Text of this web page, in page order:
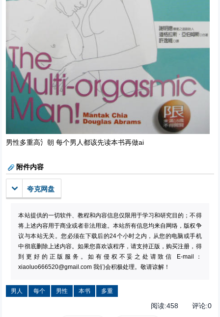
男性多重高氵朝 每个男人都该先读本书再做ai
附件内容
夸克网盘
本站提供的一切软件、教程和内容信息仅限用于学习和研究目的；不得
将上述内容用于商业或者非法用途。本站所有信息均来自网络，版权争
议与本站无关。您必须在下载后的24个小时之内，从您的电脑或手机
中彻底删除上述内容。如果您喜欢该程序，请支持正版，购买注册，得
到更好的正版服务。如有侵权不妥之处请致信 E-mail：
xiaoluo666520@gmail.com 我们会积极处理。敬请谅解！
男人 每个 男性 本书 多重
阅读:458 评论:0